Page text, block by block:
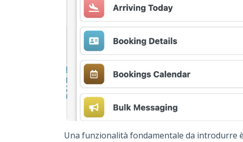
Una funzionalità fondamentale da introdurre